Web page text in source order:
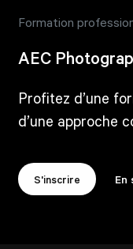
Formation
AEC
Profitez d’une
d’une approche
S'inscrire En